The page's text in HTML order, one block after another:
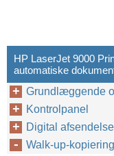
HP LaserJet 9000
automatiske
Grundlæggende
Kontrolpanel
Digital afsendelse
Walk-up-kopiering